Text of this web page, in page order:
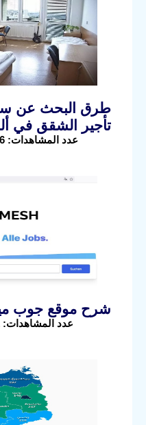
طرق البحث عن
تأجير الشقق في
عدد المشاهدات: 11296 |
شرح موقع جوب
عدد المشاهدات: 9031 |